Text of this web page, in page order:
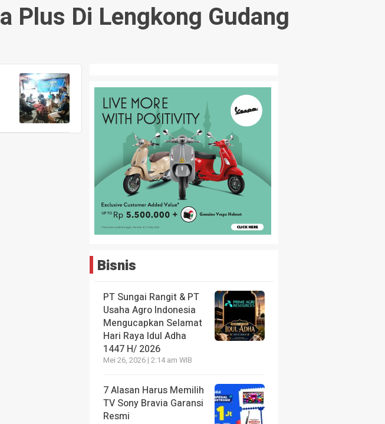
Plus Di Lengkong Gudang
Bisnis
PT Sungai Rangit & PT
Usaha Agro Indonesia
Mengucapkan Selamat
Hari Raya Idul Adha
1447 H/ 2026
Mei 26, 2026 | 2:14 am WIB
7 Alasan Harus Memilih
TV Sony Bravia Garansi
Resmi